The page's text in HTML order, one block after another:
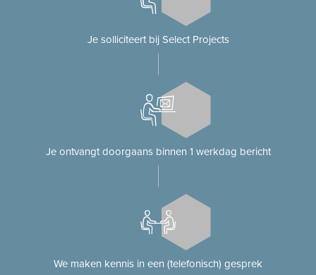
Je solliciteert bij Select Projects
Je ontvangt doorgaans binnen 1 werkdag bericht
We maken kennis in een (telefonisch) gesprek